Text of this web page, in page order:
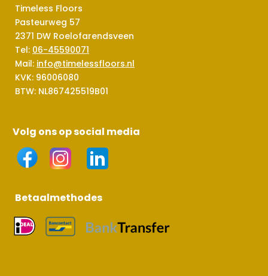
Timeless Floors
Pasteurweg 57
2371 DW Roelofarendsveen
Tel: 06-45590071
Mail: info@timelessfloors.nl
KVK: 96006080
BTW: NL867425519B01
Volg ons op social media
Betaalmethodes